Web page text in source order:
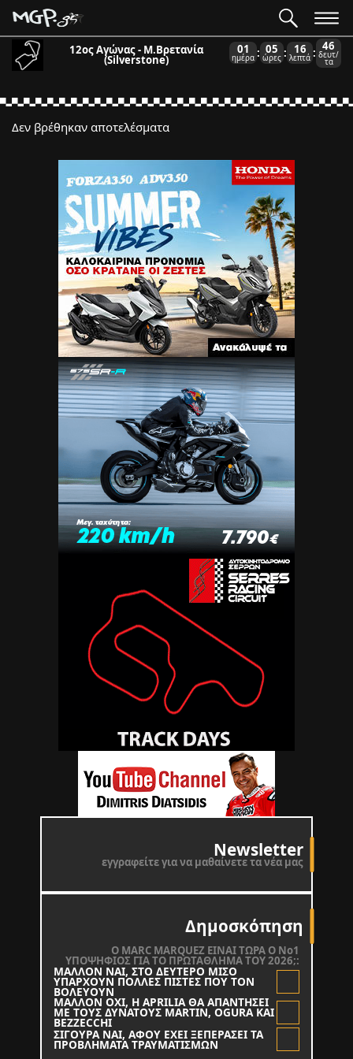
12ος Αγώνας - Μ.Βρετανία
(Silverstone)
01
ημέρα : 05
ώρες : 16
λεπτά : 46
δευτ/
τα
Newsletter
εγγραφείτε για να μαθαίνετε τα νέα μας
Δημοσκόπηση
O MARC MARQUEZ ΕΙΝΑΙ ΤΩΡΑ Ο Νο1
ΥΠΟΨΗΦΙΟΣ ΓΙΑ ΤΟ ΠΡΩΤΑΘΛΗΜΑ ΤΟΥ 2026;:
ΜΑΛΛΟΝ ΝΑΙ, ΣΤΟ ΔΕΥΤΕΡΟ ΜΙΣΟ
ΥΠΑΡΧΟΥΝ ΠΟΛΛΕΣ ΠΙΣΤΕΣ ΠΟΥ ΤΟΝ
ΒΟΛΕΥΟΥΝ
ΜΑΛΛΟΝ ΟΧΙ, Η APRILIA ΘΑ ΑΠΑΝΤΗΣΕΙ
ΜΕ ΤΟΥΣ ΔΥΝΑΤΟΥΣ MARTIN, OGURA KAI
BEZZECCHI
ΣΙΓΟΥΡΑ ΝΑΙ, ΑΦΟΥ ΕΧΕΙ ΞΕΠΕΡΑΣΕΙ ΤΑ
ΠΡΟΒΛΗΜΑΤΑ ΤΡΑΥΜΑΤΙΣΜΩΝ
Δεν βρέθηκαν αποτελέσματα